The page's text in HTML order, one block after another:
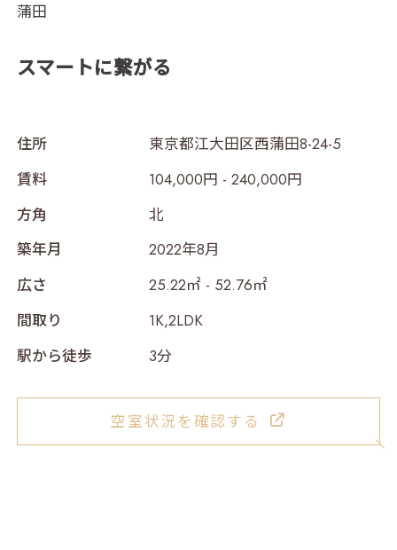
蒲田
スマートに繋がる
住所
東京都江大田区西蒲田8-24-5
賃料
104,000円 - 240,000円
方角
北
築年月
2022年8月
広さ
25.22㎡ - 52.76㎡
間取り
1K,2LDK
駅から徒歩
3分
空室状況を確認する